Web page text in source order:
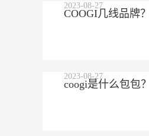
COOGI几线品牌
2023-08-27
coogi是什么包包
2023-08-27